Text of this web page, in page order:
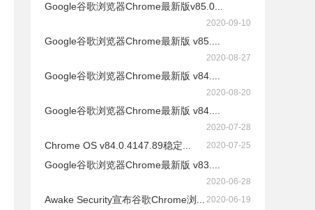
Google谷歌浏览器Chrome最新版v85.0...
2020-09-10
Google谷歌浏览器Chrome最新版 v85....
2020-08-27
Google谷歌浏览器Chrome最新版 v84....
2020-08-20
Google谷歌浏览器Chrome最新版 v84....
2020-07-28
Chrome OS v84.0.4147.89稳定... 2020-07-25
Google谷歌浏览器Chrome最新版 v83....
2020-06-28
Awake Security宣布谷歌Chrome浏... 2020-06-19